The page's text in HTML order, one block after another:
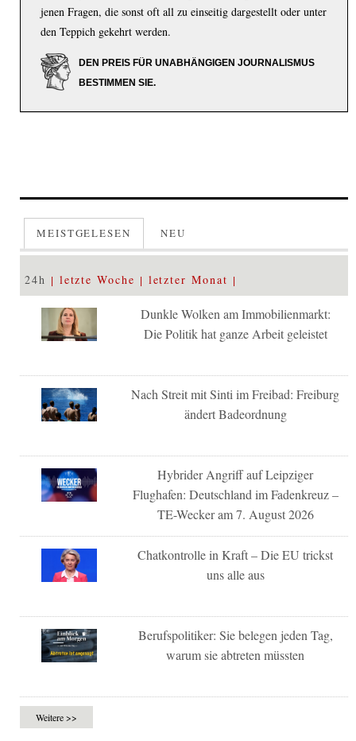
jenen Fragen, die sonst oft all zu einseitig dargestellt oder unter
den Teppich gekehrt werden.
DEN PREIS FÜR UNABHÄNGIGEN JOURNALISMUS
BESTIMMEN SIE.
MEISTGELESEN NEU
24h letzte Woche letzter Monat
Dunkle Wolken am Immobilienmarkt:
Die Politik hat ganze Arbeit geleistet
Nach Streit mit Sinti im Freibad: Freiburg
ändert Badeordnung
Hybrider Angriff auf Leipziger
Flughafen: Deutschland im Fadenkreuz –
TE-Wecker am 7. August 2026
Chatkontrolle in Kraft – Die EU trickst
uns alle aus
Berufspolitiker: Sie belegen jeden Tag,
warum sie abtreten müssten
Weitere >>